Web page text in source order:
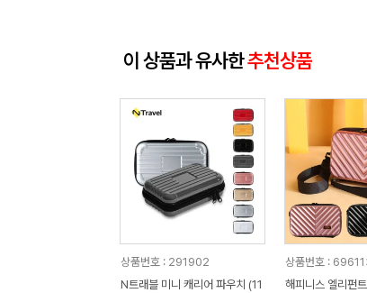
이 상품과 유사한추천상품
상품번호 : 291902
N트래블 미니 캐리어 파우치 (11
상품번호 :
해피니스 엘리펀